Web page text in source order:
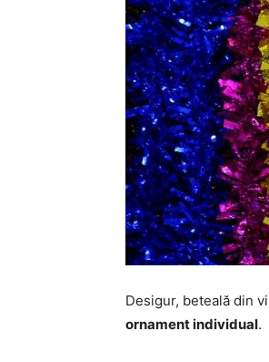
Desigur, beteală din
ornament individual.